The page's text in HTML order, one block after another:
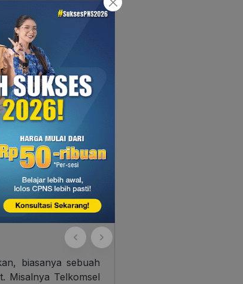
branding. Tanpa
akan lebih sulit
masyarakat agar
yang diringkas
yang unik dan
bisnis, dan aset
familiar dan
biasanya sebuah
Misalnya Telkomsel